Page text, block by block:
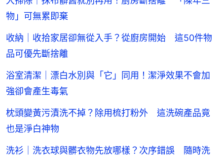
物」可無累即棄
收納｜收拾家居卻無從入手？從廚房開始 這50件物
品可優先斷捨離
浴室清潔｜漂白水別與「它」同用！潔淨效果不會加
強卻會產生毒氣
枕頭變黃污漬洗不掉？除用梳打粉外 這洗碗產品竟
也是淨白神物
洗衫｜洗衣球與髒衣物先放哪樣？次序錯誤 隨時洗